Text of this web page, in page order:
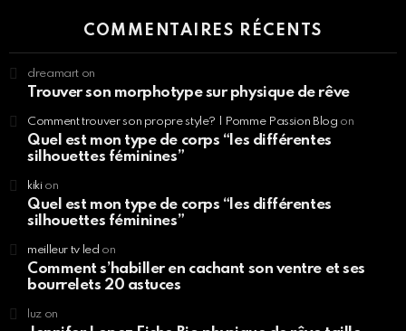
COMMENTAIRES RÉCENTS
dreamart on
Trouver son morphotype sur physique de rêve
Comment trouver son propre style? | Pomme Passion Blog on
Quel est mon type de corps “les différentes
silhouettes féminines”
kikion
Quel est mon type de corps “les différentes
silhouettes féminines”
meilleur tv led on
Comment s’habiller en cachant son ventre et ses
bourrelets 20 astuces
luzon